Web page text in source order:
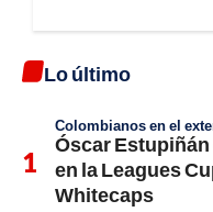
Lo último
Colombianos en el
Óscar
en la Leagues
Whitecaps